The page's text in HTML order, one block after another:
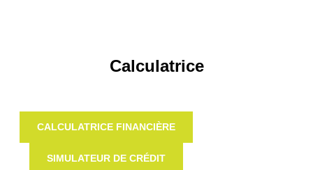
Calculatrice
CALCULATRICE FINANCIÈRE
SIMULATEUR DE CRÉDIT